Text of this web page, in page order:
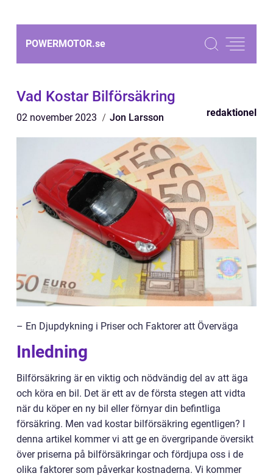
POWERMOTOR.se
Vad Kostar Bilförsäkring
02 november 2023 Jon Larsson redaktionel
– En Djupdykning i Priser och Faktorer att Överväga
Inledning
Bilförsäkring är en viktig och nödvändig del av att äga
och köra en bil. Det är ett av de första stegen att vidta
när du köper en ny bil eller förnyar din befintliga
försäkring. Men vad kostar bilförsäkring egentligen? I
denna artikel kommer vi att ge en övergripande översikt
över priserna på bilförsäkringar och fördjupa oss i de
olika faktorer som påverkar kostnaderna. Vi kommer